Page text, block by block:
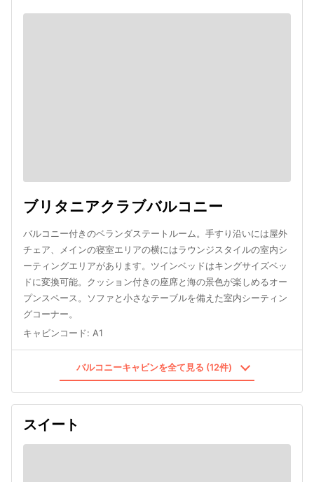
ブリタニアクラブバルコニー
バルコニー付きのベランダステートルーム。手すり沿いには屋外
チェア、メインの寝室エリアの横にはラウンジスタイルの室内シ
ーティングエリアがあります。ツインベッドはキングサイズベッ
ドに変換可能。クッション付きの座席と海の景色が楽しめるオー
プンスペース。ソファと小さなテーブルを備えた室内シーティン
グコーナー。
キャビンコード: A1
バルコニーキャビンを全て見る (12件)
スイート